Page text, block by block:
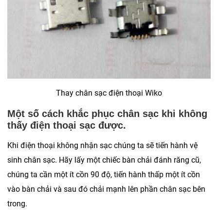
Thay chân sạc điện thoại Wiko
Một số cách khắc phục chân sạc khi không
thấy điện thoại sạc được.
Khi điện thoại không nhận sạc chúng ta sẽ tiến hành vệ
sinh chân sạc. Hãy lấy một chiếc bàn chải đánh răng cũ,
chúng ta cần một ít cồn 90 độ, tiến hành thấp một ít cồn
vào bàn chải và sau đó chải mạnh lên phần chân sạc bên
trong.